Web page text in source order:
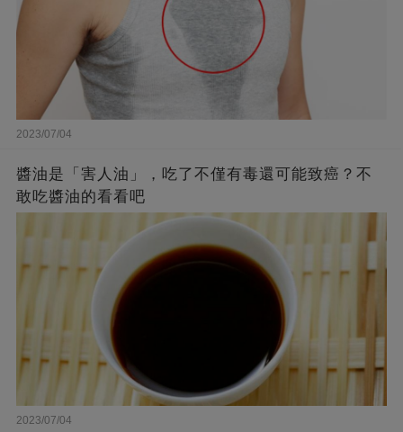
2023/07/04
醬油是「害人油」，吃了不僅有毒還可能致癌？不
敢吃醬油的看看吧
2023/07/04